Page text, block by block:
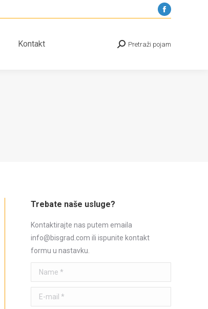
Facebook
opens
Kontakt Search:Pretraži pojam
Trebate naše usluge?
Kontaktirajte nas putem emaila
info@bisgrad.com ili ispunite kontakt
formu u nastavku.
Name *
E-mail *